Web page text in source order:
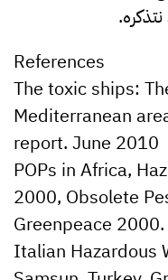
References
The toxic ships:
Mediterranean
report. June 2010
POPs in Africa,
2000, Obsolete
Greenpeace 2000.
Italian Hazardous